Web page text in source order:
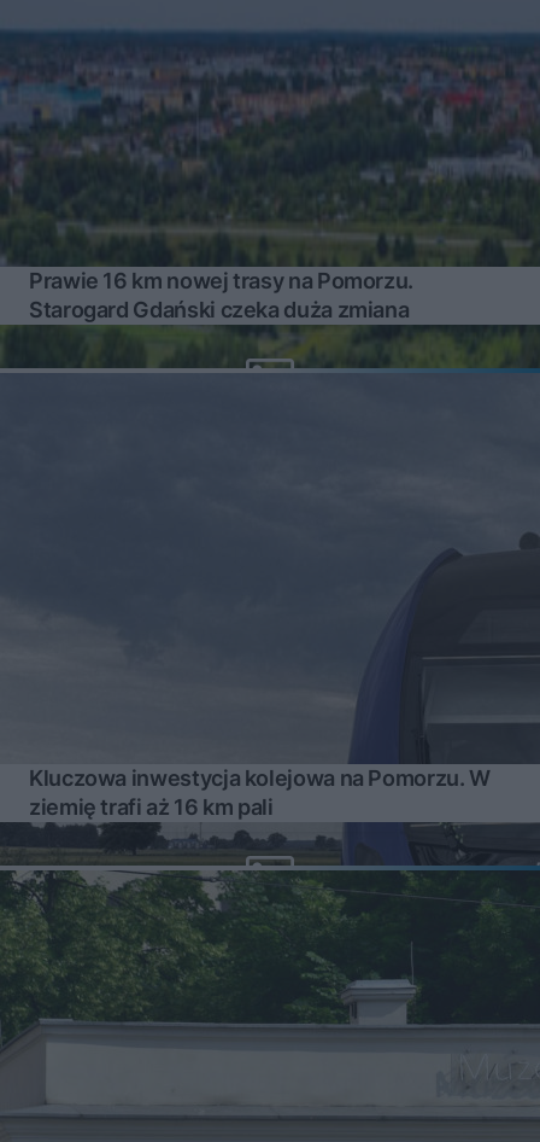
Prawie 16 km nowej trasy na Pomorzu.
Starogard Gdański czeka duża zmiana
Kluczowa inwestycja kolejowa na Pomorzu. W
ziemię trafi aż 16 km pali